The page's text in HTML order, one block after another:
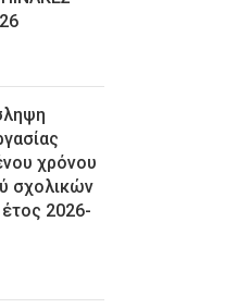
χρόνου
σχολικών
2026-